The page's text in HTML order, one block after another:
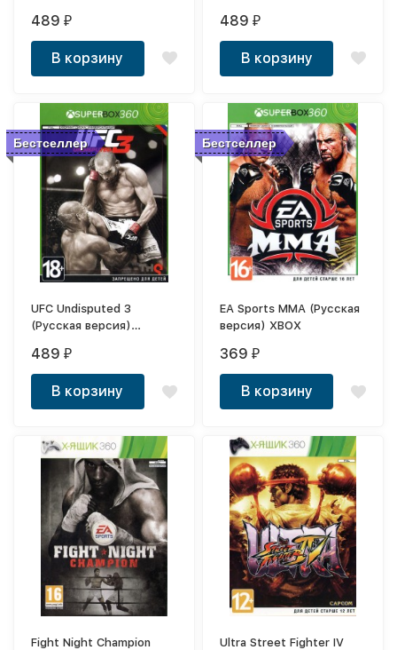
489₽
В корзину
489₽
В корзину
Бестселлер
UFC Undisputed 3
(Русская версия)
489₽
В корзину
Бестселлер
EA Sports MMA (Русская
версия) XBOX
369₽
В корзину
Fight Night Champion
Ultra Street Fighter IV